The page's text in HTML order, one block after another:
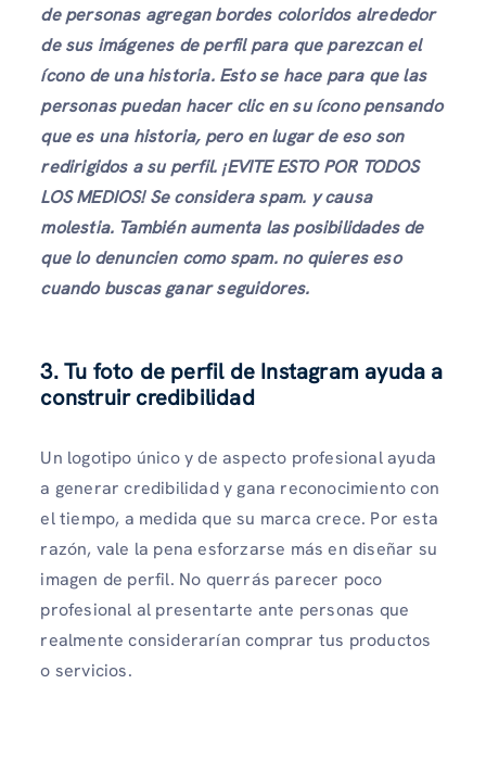
de personas agregan bordes coloridos alrededor
de sus imágenes de perfil para que parezcan el
ícono de una historia. Esto se hace para que las
personas puedan hacer clic en su ícono pensando
que es una historia, pero en lugar de eso son
redirigidos a su perfil. ¡EVITE ESTO POR TODOS
LOS MEDIOS! Se considera spam. y causa
molestia. También aumenta las posibilidades de
que lo denuncien como spam. no quieres eso
cuando buscas ganar seguidores.
3.Tu foto de perfil de Instagram ayuda a
construir credibilidad
Un logotipo único y de aspecto profesional ayuda
a generar credibilidad y gana reconocimiento con
el tiempo, a medida que su marca crece. Por esta
razón, vale la pena esforzarse más en diseñar su
imagen de perfil. No querrás parecer poco
profesional al presentarte ante personas que
realmente considerarían comprar tus productos
o servicios.